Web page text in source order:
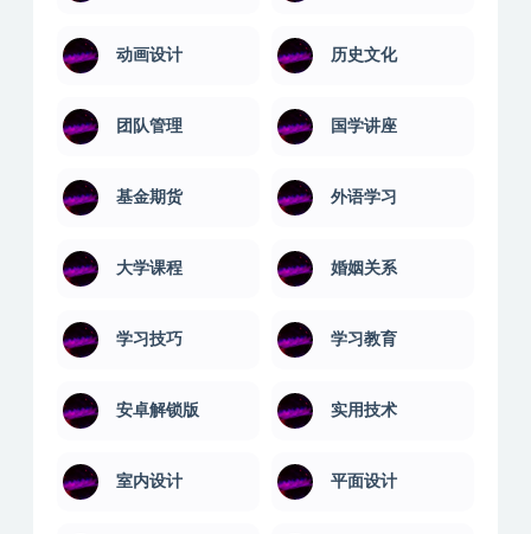
动画设计 历史文化
团队管理 国学讲座
基金期货 外语学习
大学课程 婚姻关系
学习技巧 学习教育
安卓解锁版 实用技术
室内设计 平面设计